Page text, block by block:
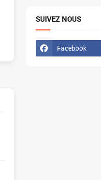
SUIVEZ NOUS
Facebook